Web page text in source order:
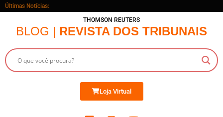
Últimas Notícias:
THOMSON REUTERS
BLOG | REVISTA DOS TRIBUNAIS
Loja Virtual